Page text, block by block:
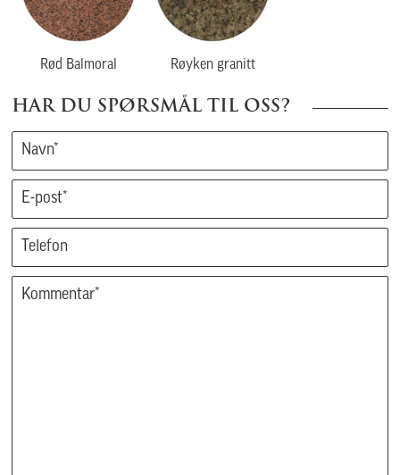
Rød Balmoral Røyken granitt
HAR DU SPØRSMÅL TIL OSS?